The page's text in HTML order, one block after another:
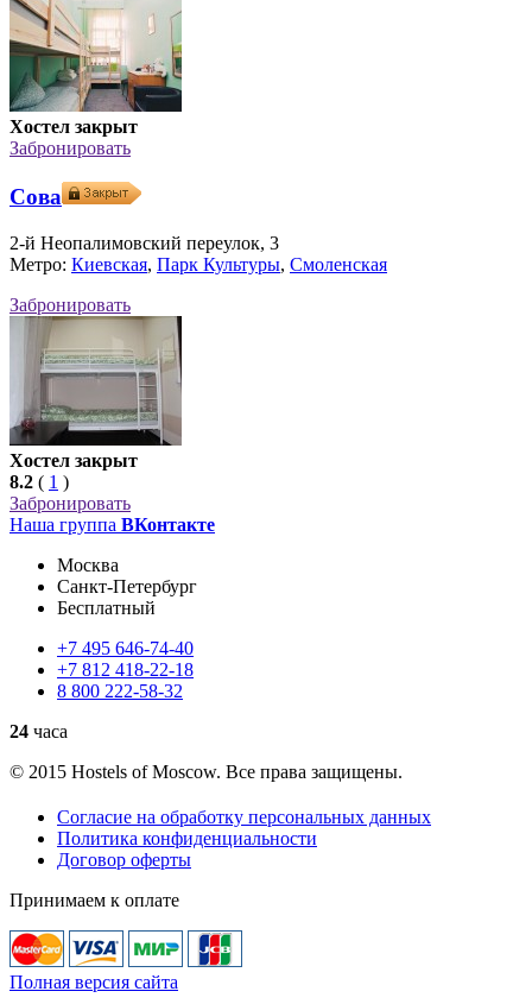
Хостел закрыт
Забронировать
Сова
2-й Неопалимовский переулок, 3
Метро: Киевская, Парк Культуры, Смоленская
Забронировать
Хостел закрыт
8.2 ( 1 )
Забронировать
Наша группа ВКонтакте
Москва
Санкт-Петербург
Бесплатный
+7 495 646-74-40
+7 812 418-22-18
8 800 222-58-32
24 часа
© 2015 Hostels of Moscow. Все права защищены.
Согласие на обработку персональных данных
Политика конфиденциальности
Договор оферты
Принимаем к оплате
Полная версия сайта